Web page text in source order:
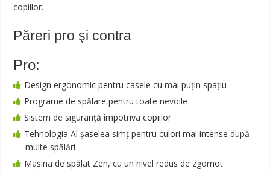
copiilor.
Păreri pro şi contra
Pro:
Design ergonomic pentru casele cu mai puţin spaţiu
Programe de spălare pentru toate nevoile
Sistem de siguranţă împotriva copiilor
Tehnologia Al şaselea simţ pentru culori mai intense după
multe spălări
Maşina de spălat Zen, cu un nivel redus de zgomot